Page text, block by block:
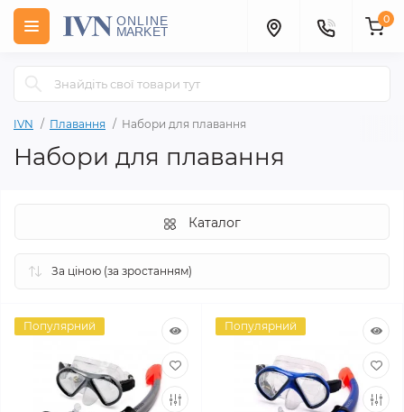
0
IVN Плавання Набори для плавання
Набори для плавання
Каталог
Популярний Популярний